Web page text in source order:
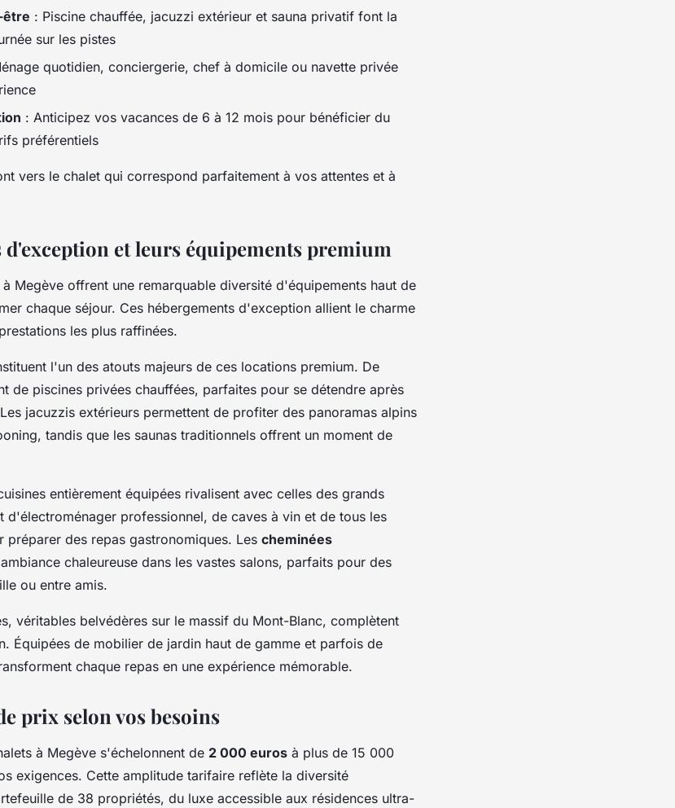
être : Piscine chauffée, jacuzzi extérieur et sauna privatif font la
sur les pistes
quotidien, conciergerie, chef à domicile ou navette privée
: Anticipez vos vacances de 6 à 12 mois pour bénéficier du
préférentiels
vers le chalet qui correspond parfaitement à vos attentes et à
d'exception et leurs équipements premium
Megève offrent une remarquable diversité d'équipements haut de
chaque séjour. Ces hébergements d'exception allient le charme
les plus raffinées.
l'un des atouts majeurs de ces locations premium. De
de piscines privées chauffées, parfaites pour se détendre après
jacuzzis extérieurs permettent de profiter des panoramas alpins
tandis que les saunas traditionnels offrent un moment de
entièrement équipées rivalisent avec celles des grands
d'électroménager professionnel, de caves à vin et de tous les
préparer des repas gastronomiques. Les cheminées
chaleureuse dans les vastes salons, parfaits pour des
ou entre amis.
véritables belvédères sur le massif du Mont-Blanc, complètent
Équipées de mobilier de jardin haut de gamme et parfois de
chaque repas en une expérience mémorable.
prix selon vos besoins
à Megève s'échelonnent de 2 000 euros à plus de 15 000
exigences. Cette amplitude tarifaire reflète la diversité
de 38 propriétés, du luxe accessible aux résidences ultra-